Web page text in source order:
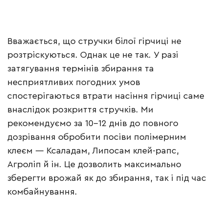
Вважається, що стручки білої гірчиці не
розтріскуються. Однак це не так. У разі
затягування термінів збирання та
несприятливих погодних умов
спостерігаються втрати насіння гірчиці саме
внаслідок розкриття стручків. Ми
рекомендуємо за 10–12 днів до повного
дозрівання обробити посіви полімерним
клеєм — Ксаладам, Липосам клей-рапс,
Агроліп й ін. Це дозволить максимально
зберегти врожай як до збирання, так і під час
комбайнування.